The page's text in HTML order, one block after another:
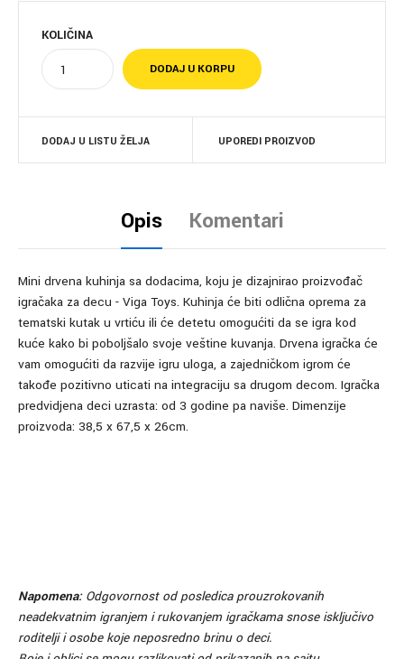
KOLIČINA
DODAJ U LISTU ŽELJA UPOREDI PROIZVOD
Opis Komentari
Mini drvena kuhinja sa dodacima, koju je dizajnirao proizvođač
igračaka za decu - Viga Toys. Kuhinja će biti odlična oprema za
tematski kutak u vrtiću ili će detetu omogućiti da se igra kod
kuće kako bi poboljšalo svoje veštine kuvanja. Drvena igračka će
vam omogućiti da razvije igru uloga, a zajedničkom igrom će
takođe pozitivno uticati na integraciju sa drugom decom. Igračka
predvidjena deci uzrasta: od 3 godine pa naviše. Dimenzije
proizvoda: 38,5 x 67,5 x 26cm.
Napomena:Odgovornost od posledica prouzrokovanih
neadekvatnim igranjem i rukovanjem igračkama snose isključivo
roditelji i osobe koje neposredno brinu o deci.